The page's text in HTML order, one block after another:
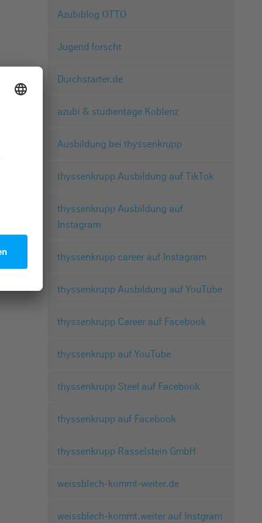
Azubiblog OTTO
Jugend forscht
Durchstarter.de
azubi & studientage Koblenz
Ausbildung bei thyssenkrupp
thyssenkrupp Ausbildung auf TikTok
thyssenkrupp Ausbildung auf
Instagram
thyssenkrupp career auf Instagram
thyssenkrupp Ausbildung auf YouTube
thyssenkrupp Career auf Facebook
thyssenkrupp auf YouTube
thyssenkrupp Steel auf Facebook
thyssenkrupp auf Facebook
thyssenkrupp Rasselstein GmbH
weissblech-kommt-weiter.de
weissblech-kommt.weiter auf Instgram